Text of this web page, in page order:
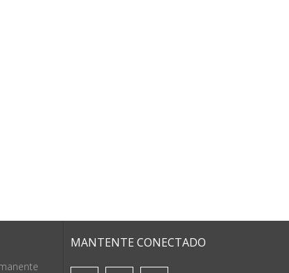
MANTENTE CONECTADO